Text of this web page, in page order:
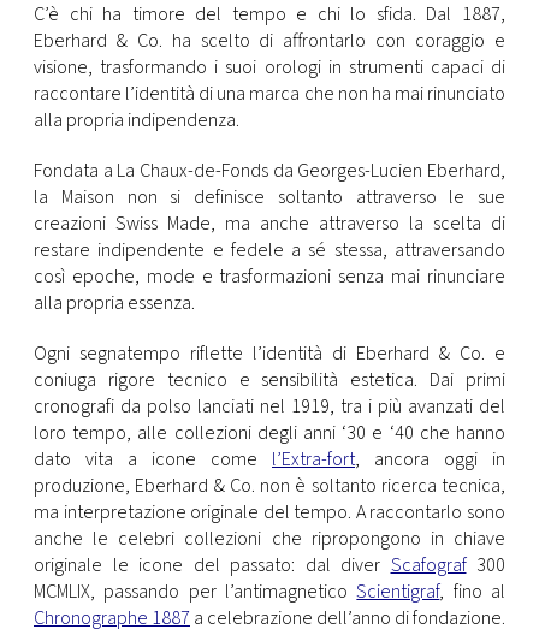
TV
PRINCIPATO
MONACO
RMC
CONSIGLIA
C’è chi ha timore del tempo e chi lo sfida. Dal 1887,
Eberhard & Co. ha scelto di affrontarlo con coraggio e
visione, trasformando i suoi orologi in strumenti capaci di
raccontare l’identità di una marca che non ha mai rinunciato
alla propria indipendenza.
Fondata a La Chaux-de-Fonds da Georges-Lucien Eberhard,
la Maison non si definisce soltanto attraverso le sue
creazioni Swiss Made, ma anche attraverso la scelta di
restare indipendente e fedele a sé stessa, attraversando
così epoche, mode e trasformazioni senza mai rinunciare
alla propria essenza.
Ogni segnatempo riflette l’identità di Eberhard & Co. e
coniuga rigore tecnico e sensibilità estetica. Dai primi
cronografi da polso lanciati nel 1919, tra i più avanzati del
loro tempo, alle collezioni degli anni ‘30 e ‘40 che hanno
dato vita a icone come l’Extra-fort, ancora oggi in
produzione, Eberhard & Co. non è soltanto ricerca tecnica,
ma interpretazione originale del tempo. A raccontarlo sono
anche le celebri collezioni che ripropongono in chiave
originale le icone del passato: dal diver Scafograf300
MCMLIX, passando per l’antimagneticoScientigraf, fino al
Chronographe 1887 a celebrazione dell’anno di fondazione.